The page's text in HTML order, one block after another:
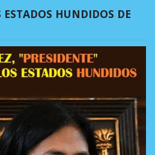
ESTADOS HUNDIDOS DE